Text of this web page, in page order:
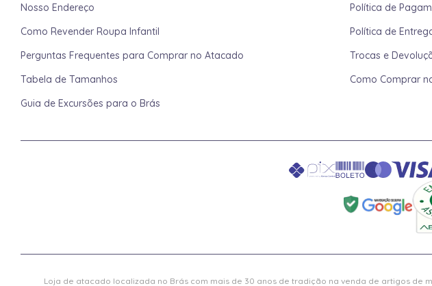
Nosso Endereço
Como Revender Roupa Infantil
Perguntas Frequentes para Comprar no Atacado
Tabela de Tamanhos
Guia de Excursões para o Brás
Política de
Política de
Trocas e
Como Comprar
Loja de atacado localizada no Brás com mais de 30 anos de tradição na venda de artigos